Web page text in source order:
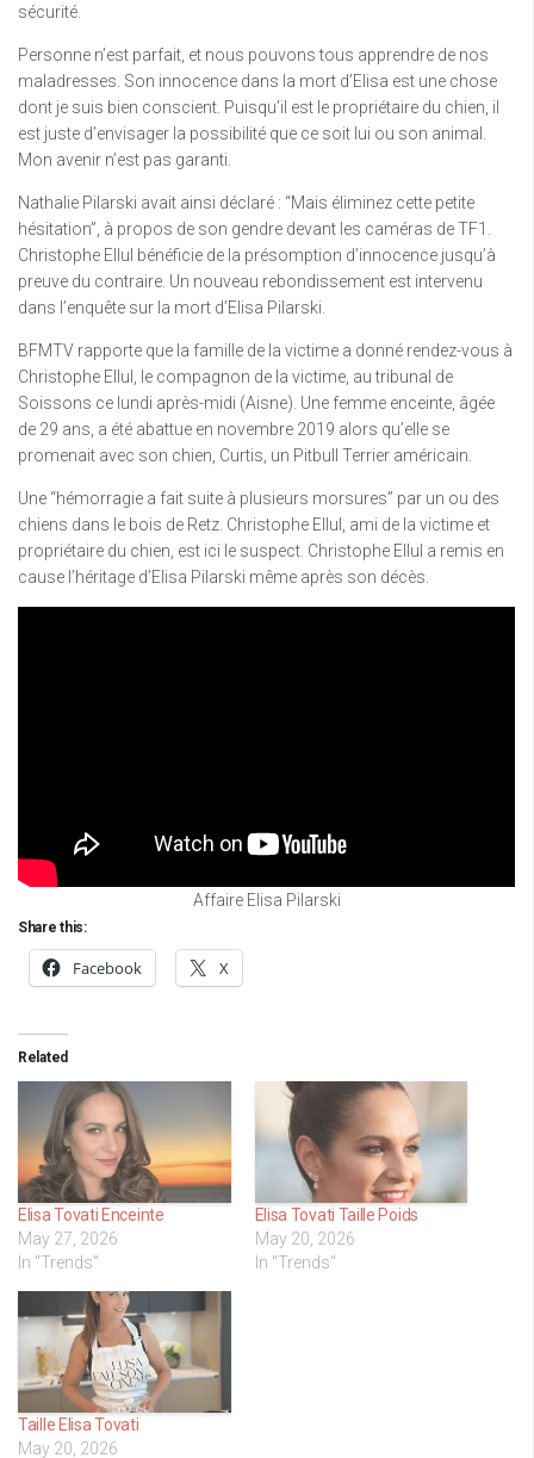
sécurité.
Personne n’est parfait, et nous pouvons tous apprendre de nos
maladresses. Son innocence dans la mort d’Elisa est une chose
dont je suis bien conscient. Puisqu’il est le propriétaire du chien, il
est juste d’envisager la possibilité que ce soit lui ou son animal.
Mon avenir n’est pas garanti.
Nathalie Pilarski avait ainsi déclaré : “Mais éliminez cette petite
hésitation”, à propos de son gendre devant les caméras de TF1.
Christophe Ellul bénéficie de la présomption d’innocence jusqu’à
preuve du contraire. Un nouveau rebondissement est intervenu
dans l’enquête sur la mort d’Elisa Pilarski.
BFMTV rapporte que la famille de la victime a donné rendez-vous à
Christophe Ellul, le compagnon de la victime, au tribunal de
Soissons ce lundi après-midi (Aisne). Une femme enceinte, âgée
de 29 ans, a été abattue en novembre 2019 alors qu’elle se
promenait avec son chien, Curtis, un Pitbull Terrier américain.
Une “hémorragie a fait suite à plusieurs morsures” par un ou des
chiens dans le bois de Retz. Christophe Ellul, ami de la victime et
propriétaire du chien, est ici le suspect. Christophe Ellul a remis en
cause l’héritage d’Elisa Pilarski même après son décès.
Affaire Elisa Pilarski
Share this:
Facebook X
Related
Elisa Tovati Enceinte
May 27, 2026
In "Trends"
Elisa Tovati Taille Poids
May 20, 2026
In "Trends"
Taille Elisa Tovati
May 20, 2026